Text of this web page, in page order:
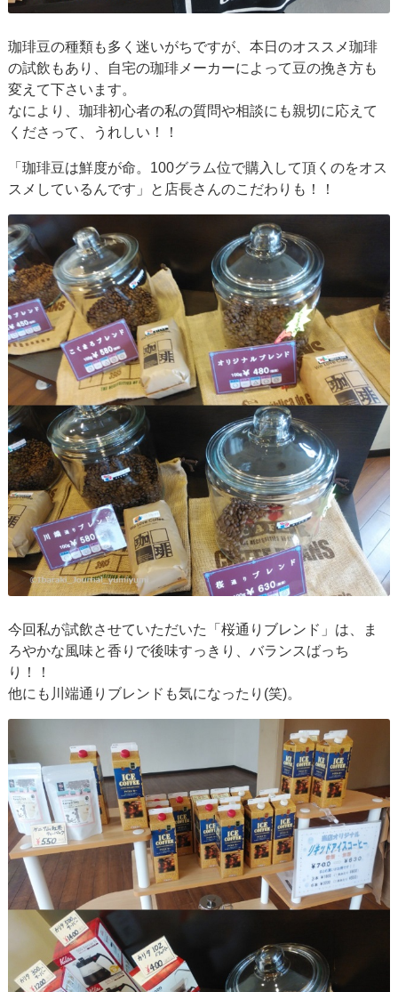
珈琲豆の種類も多く迷いがちですが、本日のオススメ珈琲
の試飲もあり、自宅の珈琲メーカーによって豆の挽き方も
変えて下さいます。
なにより、珈琲初心者の私の質問や相談にも親切に応えて
くださって、うれしい！！
「珈琲豆は鮮度が命。100グラム位で購入して頂くのをオス
スメしているんです」と店長さんのこだわりも！！
今回私が試飲させていただいた「桜通りブレンド」は、ま
ろやかな風味と香りで後味すっきり、バランスばっち
り！！
他にも川端通りブレンドも気になったり(笑)。